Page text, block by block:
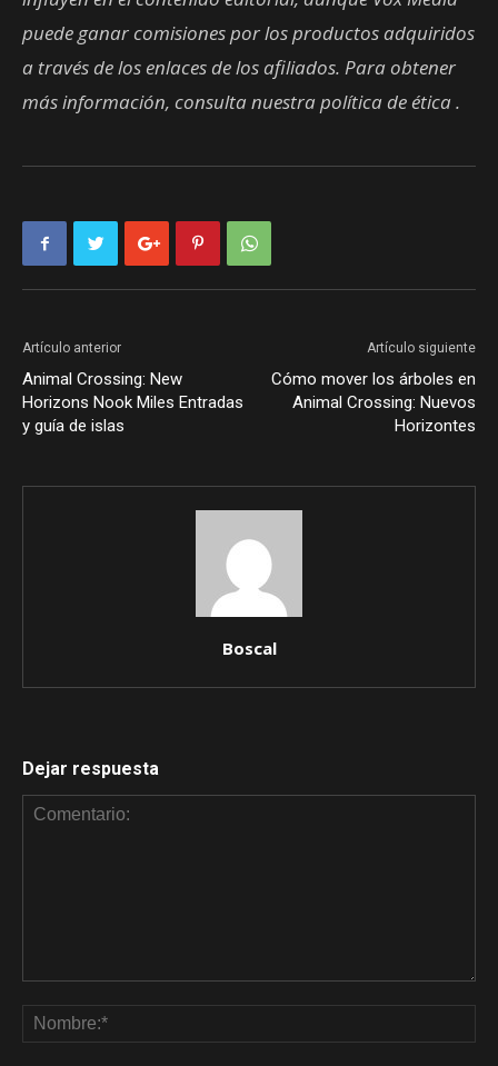
puede ganar comisiones por los productos adquiridos
a través de los enlaces de los afiliados. Para obtener
más información, consulta nuestra política de ética.
Artículo anterior
Animal Crossing: New
Horizons Nook Miles Entradas
y guía de islas
Artículo siguiente
Cómo mover los árboles en
Animal Crossing: Nuevos
Horizontes
Boscal
Dejar respuesta